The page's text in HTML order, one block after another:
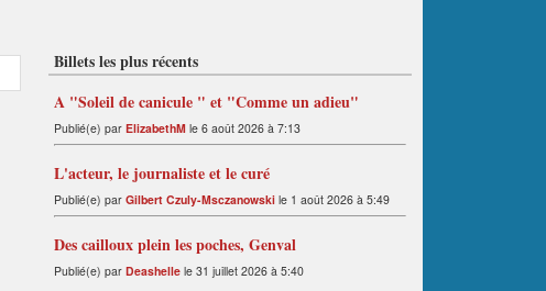
Billets les plus récents
A "Soleil de canicule " et "Comme un adieu"
Publié(e) par ElizabethM le 6 août 2026 à 7:13
L'acteur, le journaliste et le curé
Publié(e) par Gilbert Czuly-Msczanowski le 1 août 2026 à 5:49
Des cailloux plein les poches, Genval
Publié(e) par Deashelle le 31 juillet 2026 à 5:40